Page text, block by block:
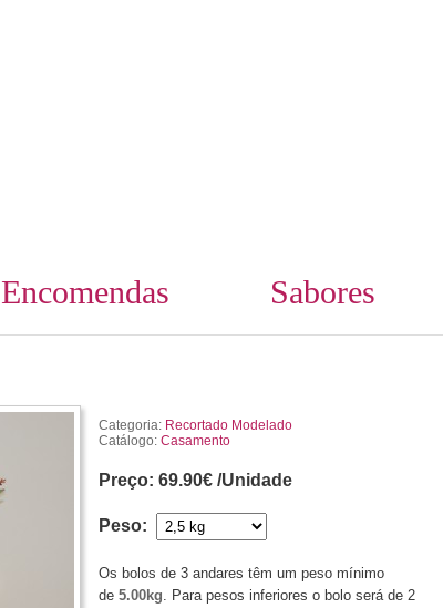
Encomendas Sabores
Categoria: Recortado Modelado
Catálogo: Casamento
Preço: 69.90€ /Unidade
Peso:
Os bolos de 3 andares têm um peso mínimo
de 5.00kg. Para pesos inferiores o bolo será de 2